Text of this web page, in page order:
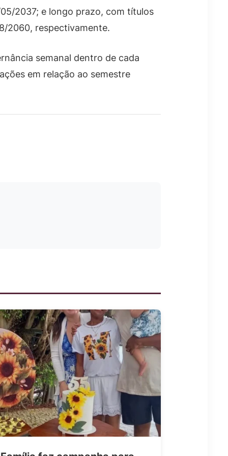
2037; e longo prazo, com títulos
2060, respectivamente.
semanal dentro de cada
em relação ao semestre